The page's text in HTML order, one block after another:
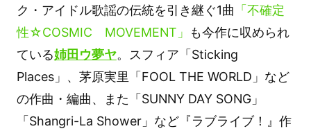
ク・アイドル歌謡の伝統を引き継ぐ1曲 「不確定
性☆COSMIC MOVEMENT」
も今作に収められ
ている姉田ウ夢ヤ。スフィア「Sticking
Places」、茅原実里「FOOL THE WORLD」など
の作曲・編曲、また「SUNNY DAY SONG」
「Shangri-La Shower」など『ラブライブ！』作